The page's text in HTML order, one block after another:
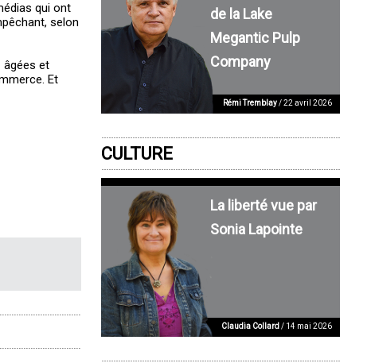
qui ont
selon
âgées et
Et
de la Lake
Megantic Pulp
Company
Rémi Tremblay/ 22 avril 2026
CULTURE
La liberté vue par
Sonia Lapointe
Claudia Collard/ 14 mai 2026